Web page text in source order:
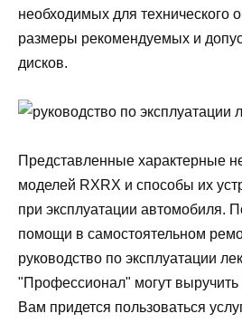
необходимых для технического
размеры рекомендуемых и
дисков.
Представленные характерные
моделей RXRX и способы их
при эксплуатации автомобиля.
помощи в самостоятельном
руководство по эксплуатации
"Профессионал" могут выручить
Вам придется пользоваться